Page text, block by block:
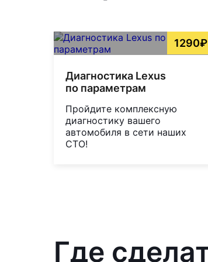
1290₽
Диагностика Lexus
по параметрам
Пройдите комплексную
диагностику вашего
автомобиля в сети наших
СТО!
Где